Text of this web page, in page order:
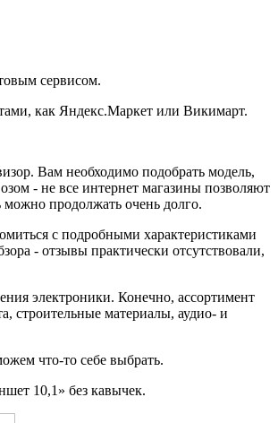
сервисом.
как Яндекс.Маркет или Викимарт.
Вам необходимо подобрать модель,
- не все интернет магазины позволяют
можно продолжать очень долго.
с подробными характеристиками
- отзывы практически отсутствовали,
электроники. Конечно, ассортимент
строительные материалы, аудио- и
что-то себе выбрать.
10,1» без кавычек.